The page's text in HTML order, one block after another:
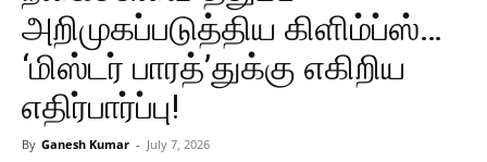
அறிமுகப்படுத்திய கிளிம்ப்ஸ்…
‘மிஸ்டர் பாரத்’துக்கு எகிறிய
எதிர்பார்ப்பு!
By Ganesh Kumar - July 7, 2026